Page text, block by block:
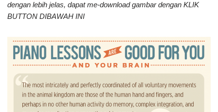
dengan lebih jelas, dapat me-download gambar dengan KLIK
BUTTON DIBAWAH INI